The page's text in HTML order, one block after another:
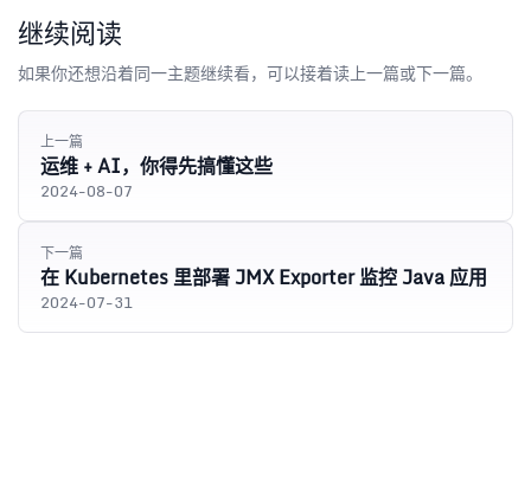
继续阅读
如果你还想沿着同一主题继续看，可以接着读上一篇或下一篇。
上一篇
运维 + AI，你得先搞懂这些
2024-08-07
下一篇
在 Kubernetes 里部署 JMX Exporter 监控 Java 应用
2024-07-31